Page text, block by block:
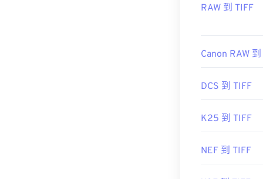
RAW 到 TIFF
Canon RAW
DCS 到 TIFF
K25 到 TIFF
NEF 到 TIFF